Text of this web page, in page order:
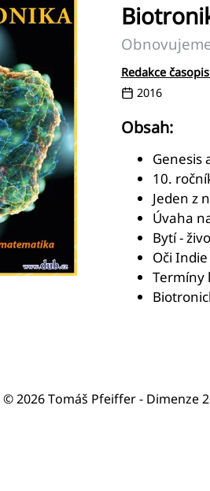
Redakce
2016
Obsah:
Genesis
10.
Jeden z
Úvaha
Bytí -
Oči Indie
Termíny
© 2026 Tomáš Pfeiffer - Dimenze